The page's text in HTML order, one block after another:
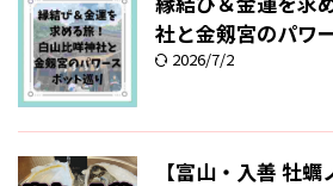
社と金剱宮のパワ
2026/7/2
【富山・入善 牡